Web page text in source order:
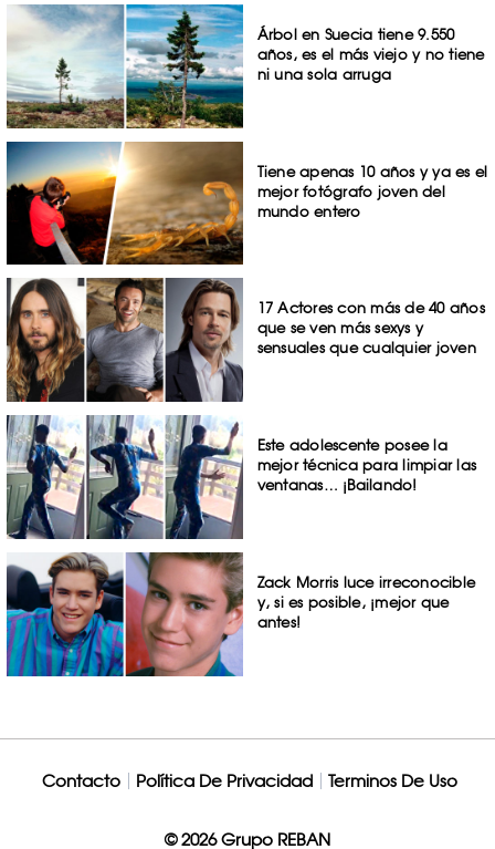
Árbol en Suecia tiene 9.550
años, es el más viejo y no tiene
ni una sola arruga
Tiene apenas 10 años y ya es el
mejor fotógrafo joven del
mundo entero
17 Actores con más de 40 años
que se ven más sexys y
sensuales que cualquier joven
Este adolescente posee la
mejor técnica para limpiar las
ventanas… ¡Bailando!
Zack Morris luce irreconocible
y, si es posible, ¡mejor que
antes!
Contacto Política De Privacidad Terminos De Uso
© 2026 Grupo REBAN